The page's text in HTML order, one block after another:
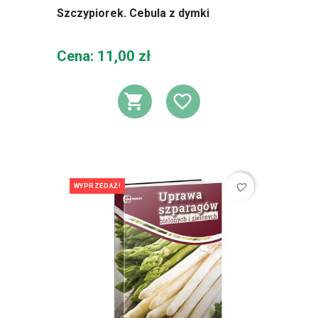
Szczypiorek. Cebula z dymki
Cena
Cena: 11,00 zł
DODAJ DO
DODAJ DO
WYPRZEDAŻ! favorite_border